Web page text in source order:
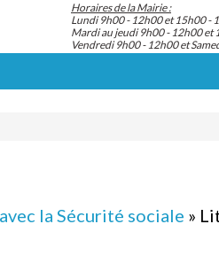
Horaires de la Mairie :
Lundi 9h00 - 12h00 et 15h00 -
Mardi au jeudi 9h00 - 12h00 et
Vendredi 9h00 - 12h00 et
la Sécurité sociale »